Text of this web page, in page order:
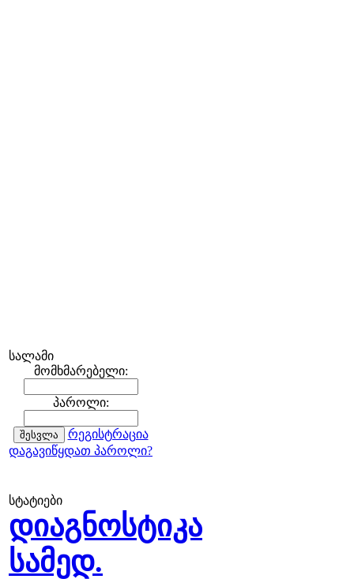
სალამი
მომხმარებელი:
პაროლი:
რეგისტრაცია
დაგავიწყდათ პაროლი?
სტატიები
დიაგნოსტიკა
სამედ.